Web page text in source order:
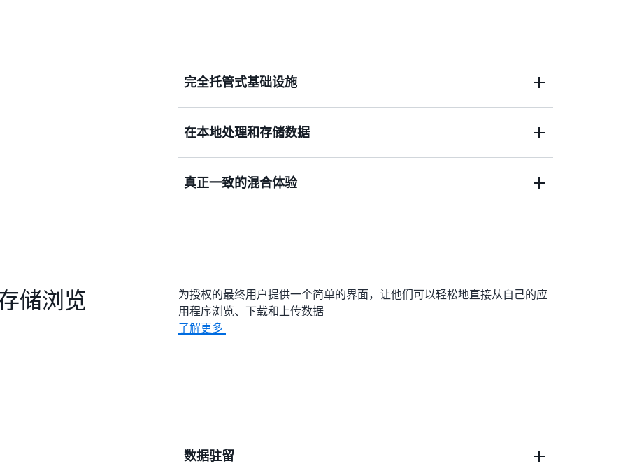
完全托管式基础设施
Outpost 在交付时已安装 S3 容量，并由 AWS 进行监控、修补和更新。
容量可以选择 26 TB、48 TB、96 TB、240 TB 或 380 TB。使用 S3 on
机时间。
在本地处理和存储数据
S3 以进一步处理或存档。S3 on Outposts 提供本地对象存储，以最大限
真正一致的混合体验
储浏览
为授权的最终用户提供一个简单的界面，让他们可以轻松地直接从自己的应
用程序浏览、下载和上传数据
了解更多
数据驻留